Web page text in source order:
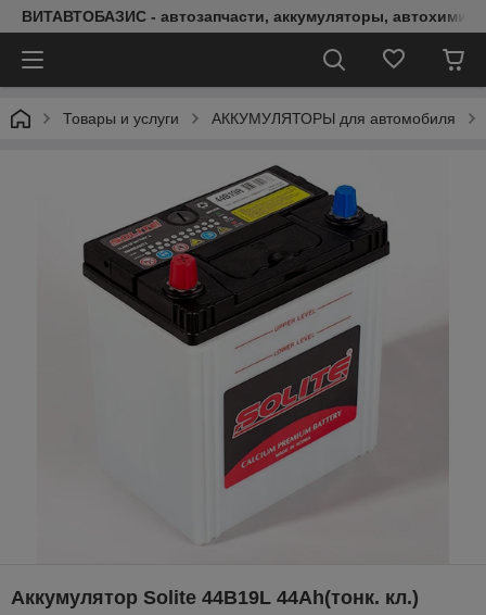
ВИТАВТОБАЗИС - автозапчасти, аккумуляторы, автохимия,
Товары и услуги АККУМУЛЯТОРЫ для автомобиля
Аккумулятор Solite 44B19L 44Ah(тонк. кл.)